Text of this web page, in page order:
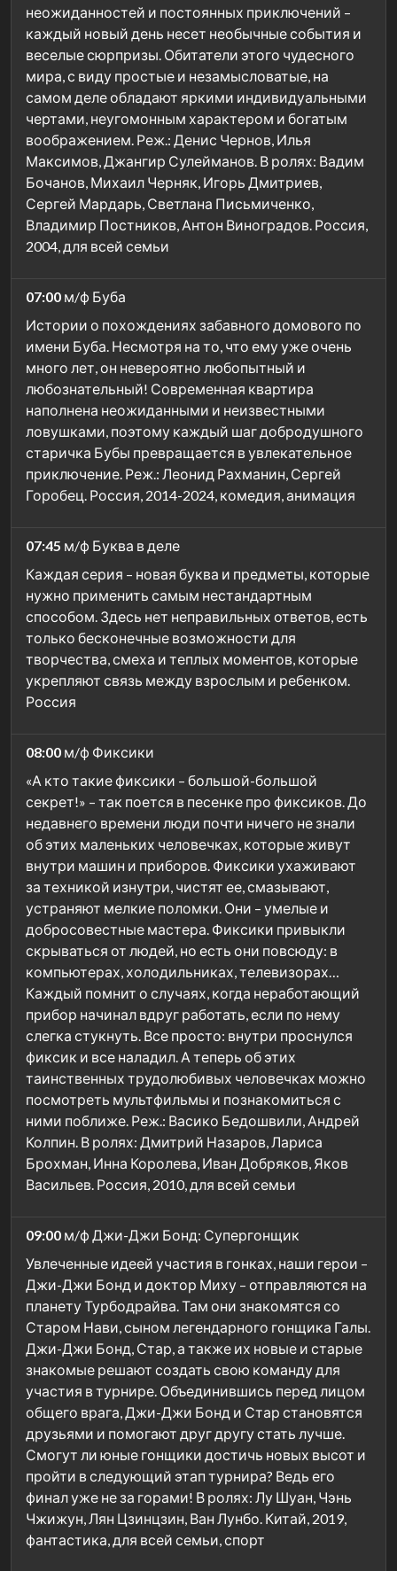
неожиданностей и постоянных приключений –
каждый новый день несет необычные события и
веселые сюрпризы. Обитатели этого чудесного
мира, с виду простые и незамысловатые, на
самом деле обладают яркими индивидуальными
чертами, неугомонным характером и богатым
воображением. Реж.: Денис Чернов, Илья
Максимов, Джангир Сулейманов. В ролях: Вадим
Бочанов, Михаил Черняк, Игорь Дмитриев,
Сергей Мардарь, Светлана Письмиченко,
Владимир Постников, Антон Виноградов. Россия,
2004, для всей семьи
07:00 м/ф Буба
Истории о похождениях забавного домового по
имени Буба. Несмотря на то, что ему уже очень
много лет, он невероятно любопытный и
любознательный! Современная квартира
наполнена неожиданными и неизвестными
ловушками, поэтому каждый шаг добродушного
старичка Бубы превращается в увлекательное
приключение. Реж.: Леонид Рахманин, Сергей
Горобец. Россия, 2014-2024, комедия, анимация
07:45 м/ф Буква в деле
Каждая серия – новая буква и предметы, которые
нужно применить самым нестандартным
способом. Здесь нет неправильных ответов, есть
только бесконечные возможности для
творчества, смеха и теплых моментов, которые
укрепляют связь между взрослым и ребенком.
Россия
08:00 м/ф Фиксики
«А кто такие фиксики – большой-большой
секрет!» – так поется в песенке про фиксиков. До
недавнего времени люди почти ничего не знали
об этих маленьких человечках, которые живут
внутри машин и приборов. Фиксики ухаживают
за техникой изнутри, чистят ее, смазывают,
устраняют мелкие поломки. Они – умелые и
добросовестные мастера. Фиксики привыкли
скрываться от людей, но есть они повсюду: в
компьютерах, холодильниках, телевизорах…
Каждый помнит о случаях, когда неработающий
прибор начинал вдруг работать, если по нему
слегка стукнуть. Все просто: внутри проснулся
фиксик и все наладил. А теперь об этих
таинственных трудолюбивых человечках можно
посмотреть мультфильмы и познакомиться с
ними поближе. Реж.: Васико Бедошвили, Андрей
Колпин. В ролях: Дмитрий Назаров, Лариса
Брохман, Инна Королева, Иван Добряков, Яков
Васильев. Россия, 2010, для всей семьи
09:00 м/ф Джи-Джи Бонд: Супергонщик
Увлеченные идеей участия в гонках, наши герои –
Джи-Джи Бонд и доктор Миху – отправляются на
планету Турбодрайва. Там они знакомятся со
Старом Нави, сыном легендарного гонщика Галы.
Джи-Джи Бонд, Стар, а также их новые и старые
знакомые решают создать свою команду для
участия в турнире. Объединившись перед лицом
общего врага, Джи-Джи Бонд и Стар становятся
друзьями и помогают друг другу стать лучше.
Смогут ли юные гонщики достичь новых высот и
пройти в следующий этап турнира? Ведь его
финал уже не за горами! В ролях: Лу Шуан, Чэнь
Чжижун, Лян Цзинцзин, Ван Лунбо. Китай, 2019,
фантастика, для всей семьи, спорт